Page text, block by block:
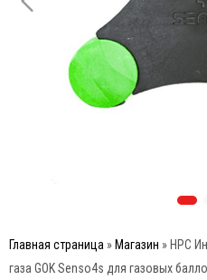
Главная страница » Магазин » HPC
газа GOK Senso4s для газовых